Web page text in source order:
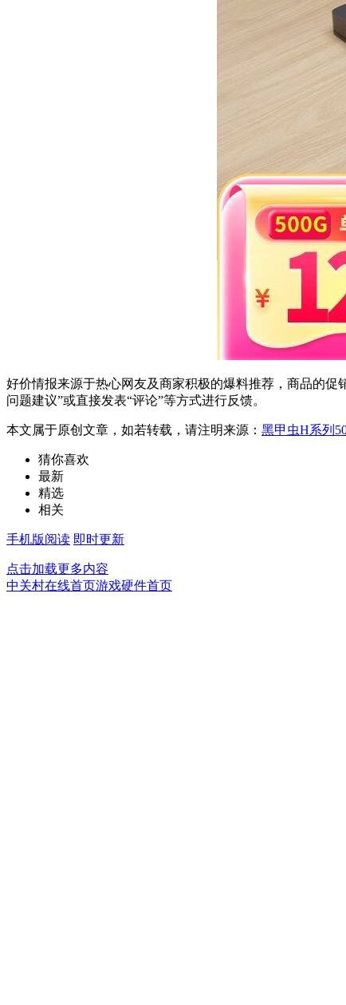
好价情报来源于热心网友及商家积极的爆料推荐，商品的
问题建议”或直接发表“评论”等方式进行反馈。
本文属于原创文章，如若转载，请注明来源： 黑甲虫H系列
猜你喜欢
最新
精选
相关
手机版阅读 即时更新
点击加载更多内容
中关村在线首页游戏硬件首页